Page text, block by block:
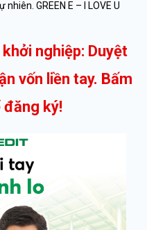
GREEN E – I LOVE U
nghiệp: Duyệt
vốn liền tay. Bấm
đăng ký!